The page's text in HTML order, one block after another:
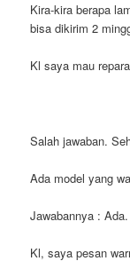
Kira-kira berapa
bisa dikirim 2
Kl saya mau
Salah jawaban.
Ada model yang
Jawabannya :
Kl, saya pesan